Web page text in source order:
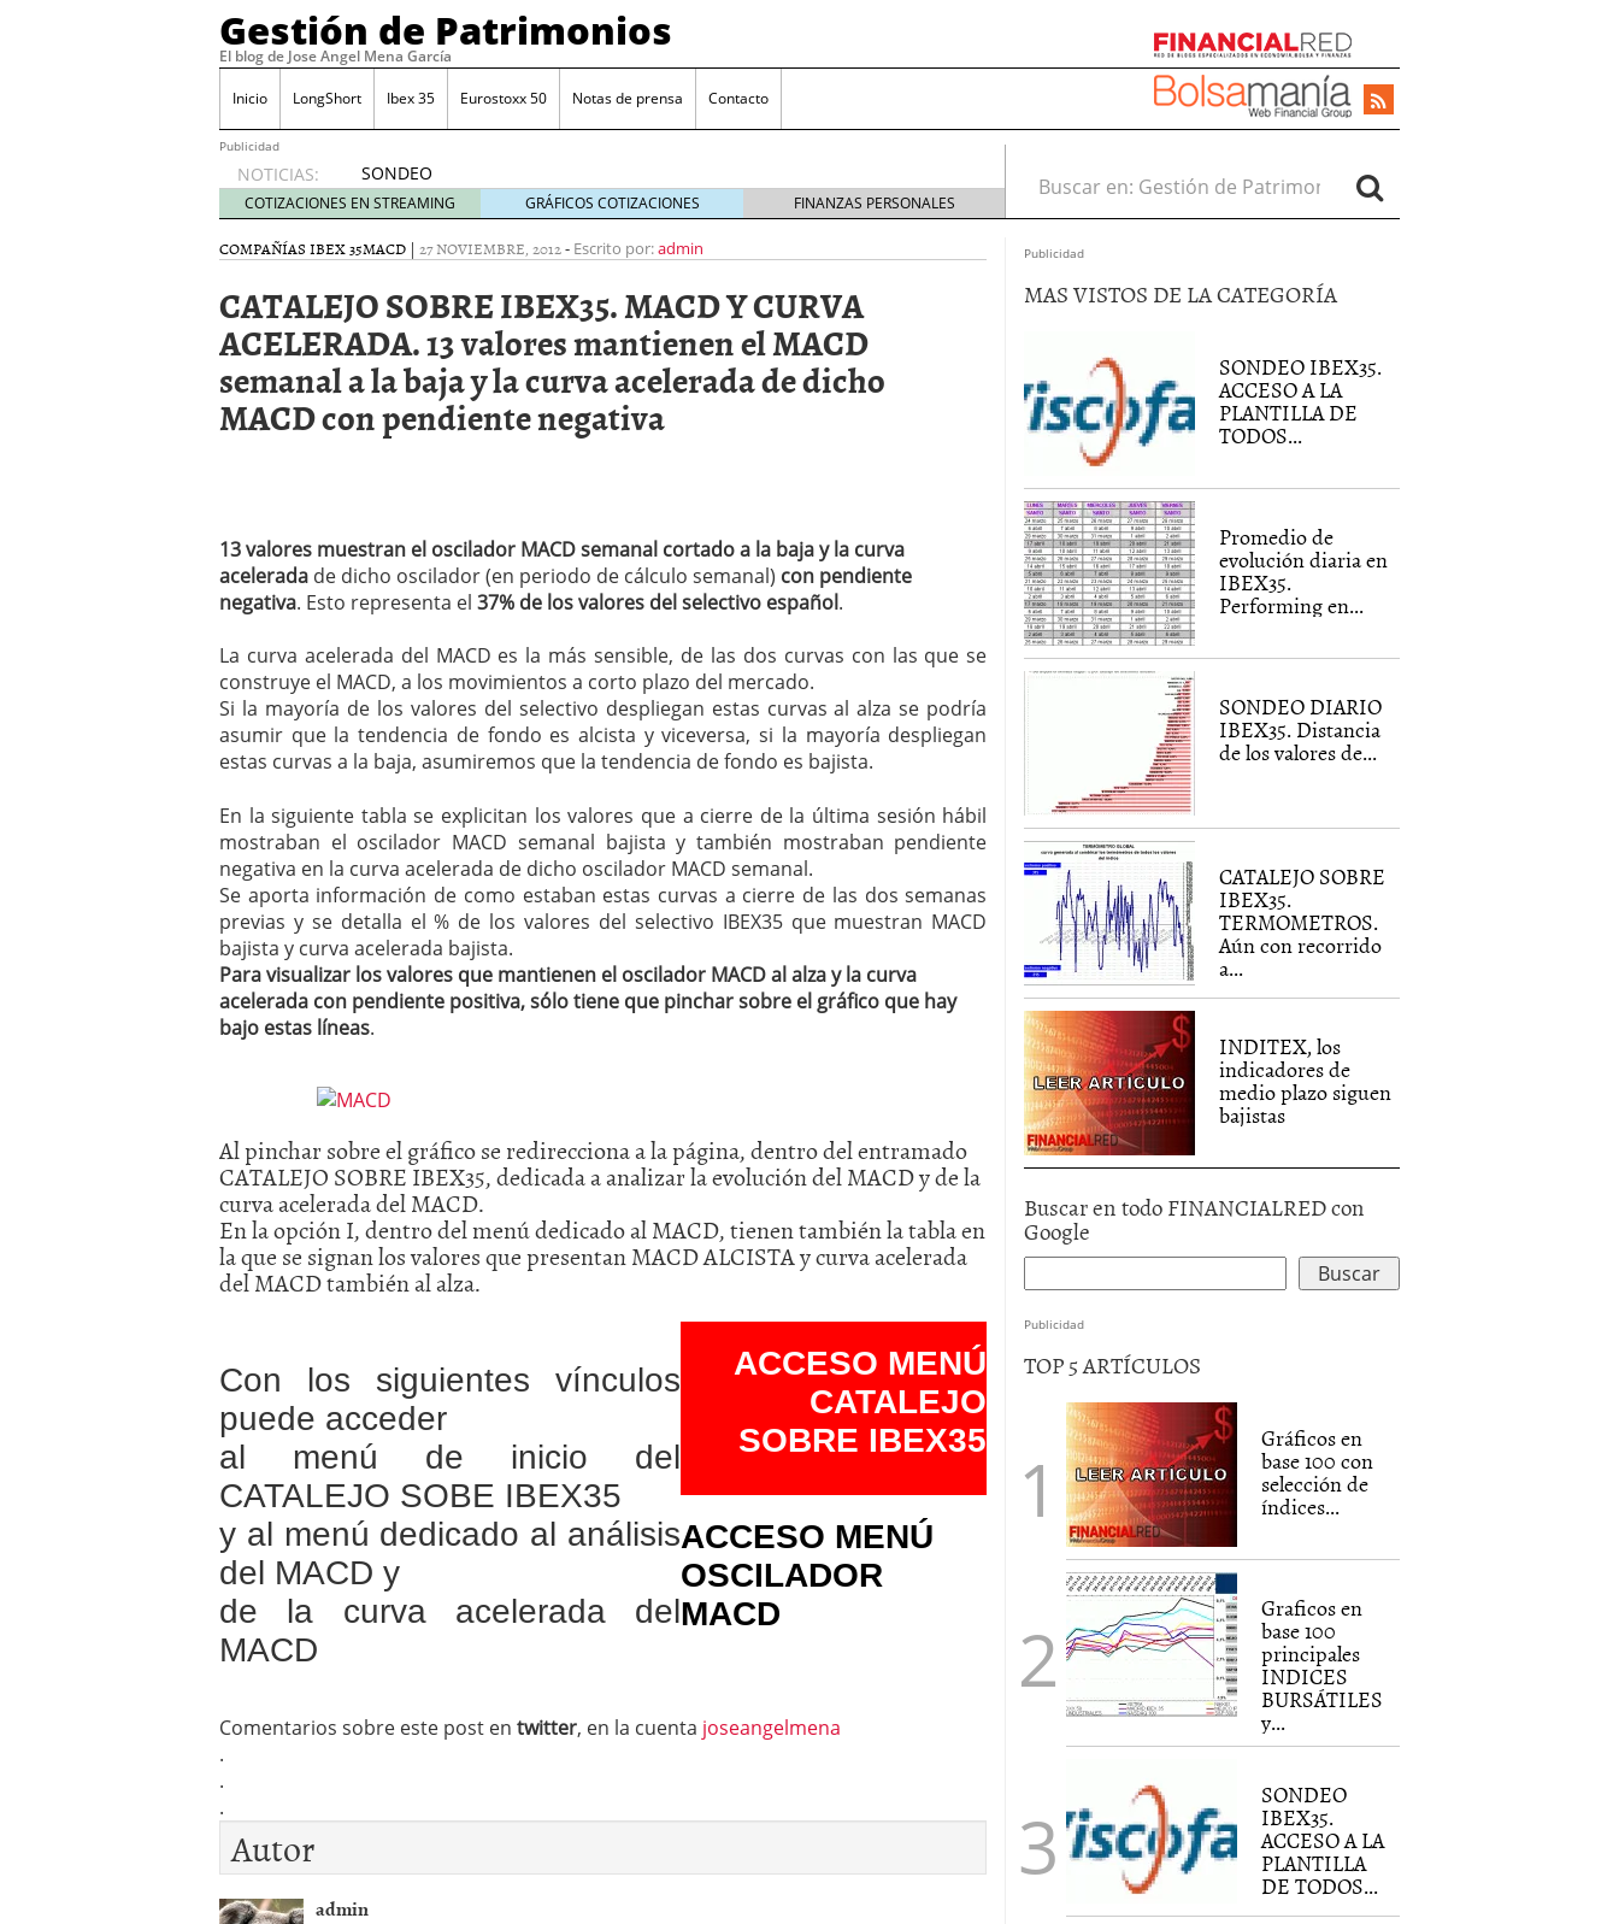
Gestión de Patrimonios
El blog de Jose Angel Mena García
Inicio LongShort Ibex 35 Eurostoxx 50 Notas de prensa Contacto
Publicidad
NOTICIAS:
SONDEO
IBEX35.
ACCESO
A LA
DE
TODOS
LOS
VALORES
DE
IBEX35
mayo 29,
anuales. Se constata progresivo alejamiento global de m?ximos anuales
mayo 28, 2013
Catalejo sobre IBEX35. SISM?METROS. Prosiguen a la baja desde el 13/mayo
y a?n tienen recorrido adicional mayo 24, 2013
alcanzar la zona de sobreventa y entonces si se podría apostar por un
rebote interesante
COTIZACIONES EN STREAMING GRÁFICOS COTIZACIONES FINANZAS PERSONALES
Buscar en:
COMPAÑÍAS IBEX 35MACD | 27 NOVIEMBRE, 2012- Escrito por:admin
CATALEJO SOBRE IBEX35. MACD Y CURVA
ACELERADA. 13 valores mantienen el MACD
semanal a la baja y la curva acelerada de dicho
MACD con pendiente negativa
13 valores muestran el oscilador MACD semanal cortado a la baja y la curva
acelerada de dicho oscilador (en periodo de cálculo semanal) con pendiente
negativa. Esto representa el 37% de los valores del selectivo español.
La curva acelerada del MACD es la más sensible, de las dos curvas con las que se
construye el MACD, a los movimientos a corto plazo del mercado.
Si la mayoría de los valores del selectivo despliegan estas curvas al alza se podría
asumir que la tendencia de fondo es alcista y viceversa, si la mayoría despliegan
estas curvas a la baja, asumiremos que la tendencia de fondo es bajista.
En la siguiente tabla se explicitan los valores que a cierre de la última sesión hábil
mostraban el oscilador MACD semanal bajista y también mostraban pendiente
negativa en la curva acelerada de dicho oscilador MACD semanal.
Se aporta información de como estaban estas curvas a cierre de las dos semanas
previas y se detalla el % de los valores del selectivo IBEX35 que muestran MACD
bajista y curva acelerada bajista.
Para visualizar los valores que mantienen el oscilador MACD al alza y la curva
acelerada con pendiente positiva, sólo tiene que pinchar sobre el gráfico que hay
bajo estas líneas.
Al pinchar sobre el gráfico se redirecciona a la página, dentro del entramado
CATALEJO SOBRE IBEX35, dedicada a analizar la evolución del MACD y de la
curva acelerada del MACD.
En la opción I, dentro del menú dedicado al MACD, tienen también la tabla en
la que se signan los valores que presentan MACD ALCISTA y curva acelerada
del MACD también al alza.
Con los siguientes vínculos
puede acceder
al menú de inicio del
CATALEJO SOBE IBEX35
y al menú dedicado al análisis
del MACD y
de la curva acelerada del
MACD
ACCESO MENÚ
CATALEJO
SOBRE IBEX35
ACCESO MENÚ
OSCILADOR
MACD
Comentarios sobre este post en twitter, en la cuenta joseangelmena
.
.
.
Autor
admin
Publicidad
MAS VISTOS DE LA CATEGORÍA
SONDEO IBEX35.
ACCESO A LA
PLANTILLA DE
TODOS...
Promedio de
evolución diaria en
IBEX35.
Performing en...
SONDEO DIARIO
IBEX35. Distancia
de los valores de...
CATALEJO SOBRE
IBEX35.
TERMOMETROS.
Aún con recorrido
a...
INDITEX, los
indicadores de
medio plazo siguen
bajistas
Buscar en todo FINANCIALRED con
Google
Publicidad
TOP 5 ARTÍCULOS
Gráficos en
base 100 con
selección de
índices...
Graficos en
base 100
principales
INDICES
BURSÁTILES
y...
SONDEO
IBEX35.
ACCESO A LA
PLANTILLA
DE TODOS...